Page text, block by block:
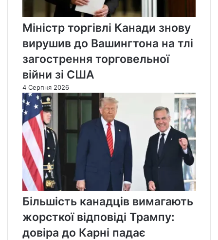
Міністр торгівлі Канади знову
вирушив до Вашингтона на тлі
загострення торговельної
війни зі США
4 Серпня 2026
Більшість канадців вимагають
жорсткої відповіді Трампу:
довіра до Карні падає